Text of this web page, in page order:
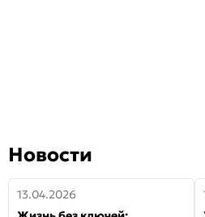
Новости
13.04.2026